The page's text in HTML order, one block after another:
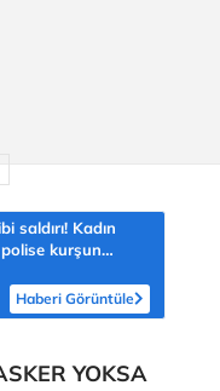
saldırı! Kadın
polise kurşun
Haberi Görüntüle
YOKSA